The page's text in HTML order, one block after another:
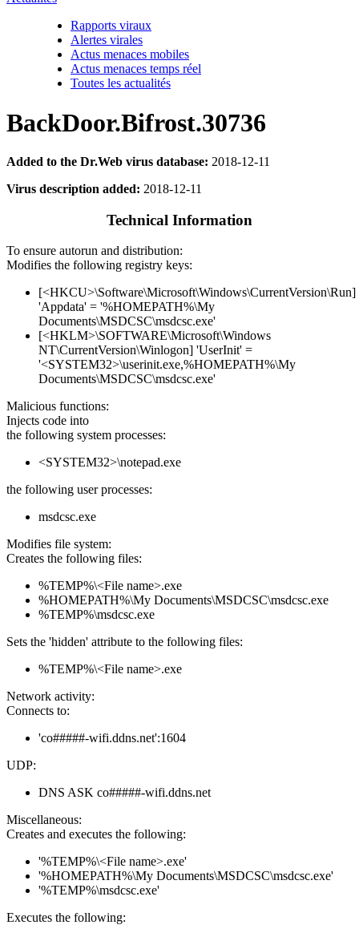
Rapports viraux
Alertes virales
Actus menaces mobiles
Actus menaces temps réel
Toutes les actualités
BackDoor.Bifrost.30736
Added to the Dr.Web virus database: 2018-12-11
Virus description added: 2018-12-11
Technical Information
To ensure autorun and distribution:
Modifies the following registry keys:
[<HKCU>\Software\Microsoft\Windows\CurrentVersion\Run]
'Appdata' = '%HOMEPATH%\My
Documents\MSDCSC\msdcsc.exe'
[<HKLM>\SOFTWARE\Microsoft\Windows
NT\CurrentVersion\Winlogon] 'UserInit' =
'<SYSTEM32>\userinit.exe,%HOMEPATH%\My
Documents\MSDCSC\msdcsc.exe'
Malicious functions:
Injects code into
the following system processes:
<SYSTEM32>\notepad.exe
the following user processes:
msdcsc.exe
Modifies file system:
Creates the following files:
%TEMP%\<File name>.exe
%HOMEPATH%\My Documents\MSDCSC\msdcsc.exe
%TEMP%\msdcsc.exe
Sets the 'hidden' attribute to the following files:
%TEMP%\<File name>.exe
Network activity:
Connects to:
'co#####-wifi.ddns.net':1604
UDP:
DNS ASK co#####-wifi.ddns.net
Miscellaneous:
Creates and executes the following:
'%TEMP%\<File name>.exe'
'%HOMEPATH%\My Documents\MSDCSC\msdcsc.exe'
'%TEMP%\msdcsc.exe'
Executes the following: